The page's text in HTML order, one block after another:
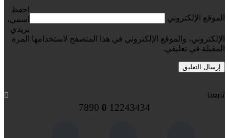
الموقع الإلكتروني
احفظ
اسمي،
بريدي
الإلكتروني، والموقع الإلكتروني في هذا المتصفح لاستخدامها المرة
المقبلة في تعليقي.
تابعنا
12243434
0
7890